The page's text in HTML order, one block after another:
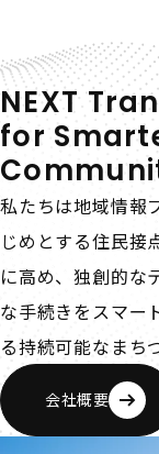
NEXT
for
私たちは地域情報
じめとする住民接
に高め、独創的な
な手続きをスマー
る持続可能なまち
会社概要